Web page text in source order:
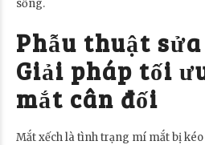
sống.
Phẫu thuật
Giải pháp tối
mắt cân đối
Mắt xếch là tình trạng mí mắt bị